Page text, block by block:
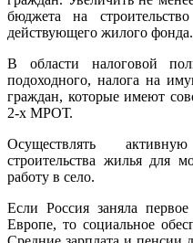
бюджета на
действующего жилого фонда.
В области налоговой
подоходного, налога на
граждан, которые имеют
2-х МРОТ.
Осуществлять
строительства жилья для
работу в село.
Если Россия заняла
Европе, то социальное